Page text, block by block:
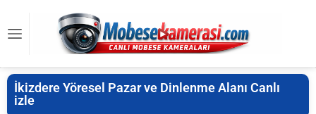
İkizdere Yöresel Pazar ve Dinlenme Alanı Canlı
izle